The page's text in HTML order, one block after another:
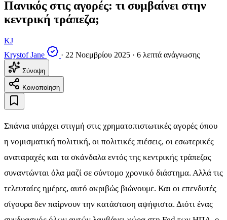
Πανικός στις αγορές: τι συμβαίνει στην
κεντρική τράπεζα;
KJ
Krystof Jane
· 22 Νοεμβρίου 2025 · 6 λεπτά ανάγνωσης
Σύνοψη
Κοινοποίηση
Σπάνια υπάρχει στιγμή στις χρηματοπιστωτικές αγορές όπου
η νομισματική πολιτική, οι πολιτικές πιέσεις, οι εσωτερικές
αναταραχές και τα σκάνδαλα εντός της κεντρικής τράπεζας
συναντώνται όλα μαζί σε σύντομο χρονικό διάστημα. Αλλά τις
τελευταίες ημέρες, αυτό ακριβώς βιώνουμε. Και οι επενδυτές
σίγουρα δεν παίρνουν την κατάσταση αψήφιστα. Διότι ένας